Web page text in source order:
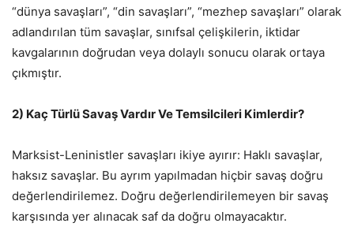
“dünya savaşları”, “din savaşları”, “mezhep savaşları” olarak
adlandırılan tüm savaşlar, sınıfsal çelişkilerin, iktidar
kavgalarının doğrudan veya dolaylı sonucu olarak ortaya
çıkmıştır.
2) Kaç Türlü Savaş Vardır Ve Temsilcileri Kimlerdir?
Marksist-Leninistler savaşları ikiye ayırır: Haklı savaşlar,
haksız savaşlar. Bu ayrım yapılmadan hiçbir savaş doğru
değerlendirilemez. Doğru değerlendirilemeyen bir savaş
karşısında yer alınacak saf da doğru olmayacaktır.